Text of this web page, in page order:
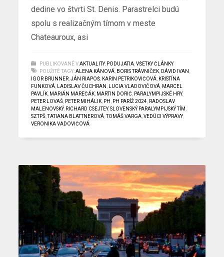
dedine vo štvrti St. Denis. Parastrelci budú
spolu s realizačným tímom v meste
Chateauroux, asi
PUBLIKOVANÉ V AKTUALITY, PODUJATIA ,VŠETKY ČLÁNKY
POUŽITÉ TAGY: ALENA KÁNOVÁ BORIS TRÁVNIČEK DÁVID IVAN
IGOR BRUNNER ,JÁN RIAPOŠ KARIN PETRIKOVIČOVÁ KRISTÍNA
FUNKOVÁ
LADISLAV ČUCHRAN LUCIA VLADOVIČOVÁ MARCEL
PAVLÍK MARIÁN MAREČÁK MARTIN DORIČ PARALYMPIJSKÉ HRY,
PETER LOVAŠ PETER MIHÁLIK PH PH PARÍŽ 2024
RADOSLAV
MALENOVSKÝ, RICHARD CSEJTEY,SLOVENSKÝ PARALYMPIJSKÝ TÍM
SZTPŠ ,TATIANA BLATTNEROVÁ ,TOMÁŠ VARGA ,VEDÚCI VÝPRAVY,
VERONIKA VADOVIČOVÁ